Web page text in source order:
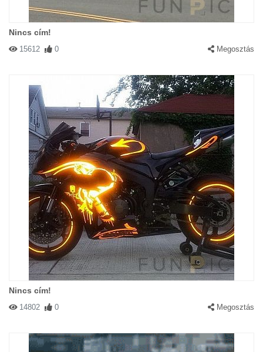
Nincs cím!
15612 0 Megosztás
Nincs cím!
14802 0 Megosztás